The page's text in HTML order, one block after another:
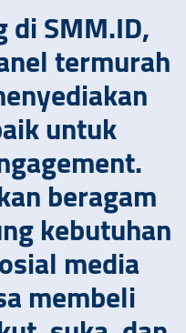
di SMM.ID,
termurah
untuk
beragam
kebutuhan
media
membeli